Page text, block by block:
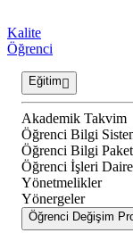
Kalite
Öğrenci
Eğitim
Akademik Takvim
Öğrenci Bilgi
Öğrenci Bilgi
Öğrenci İşleri Daire
Yönetmelikler
Yönergeler
Öğrenci Değişim